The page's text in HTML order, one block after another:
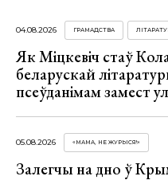
04.08.2026 ГРАМАДСТВА
Як Міцкевіч стаў
беларускай
псеўданімам замест
05.08.2026 «МАМА, НЕ ЖУРЫСЯ!»
Залегчы на дно ў